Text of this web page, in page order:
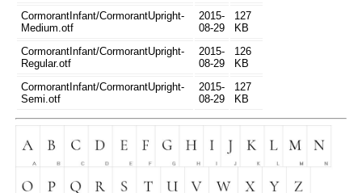
CormorantInfant/CormorantUpright-
Medium.otf
2015-
08-29
127
KB
CormorantInfant/CormorantUpright-
Regular.otf
2015-
08-29
126
KB
CormorantInfant/CormorantUpright-
Semi.otf
2015-
08-29
127
KB